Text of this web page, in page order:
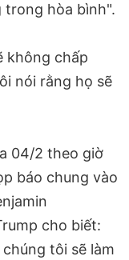
trong hòa bình".
không chấp
nói rằng họ sẽ
04/2 theo giờ
báo chung vào
cho biết:
chúng tôi sẽ làm